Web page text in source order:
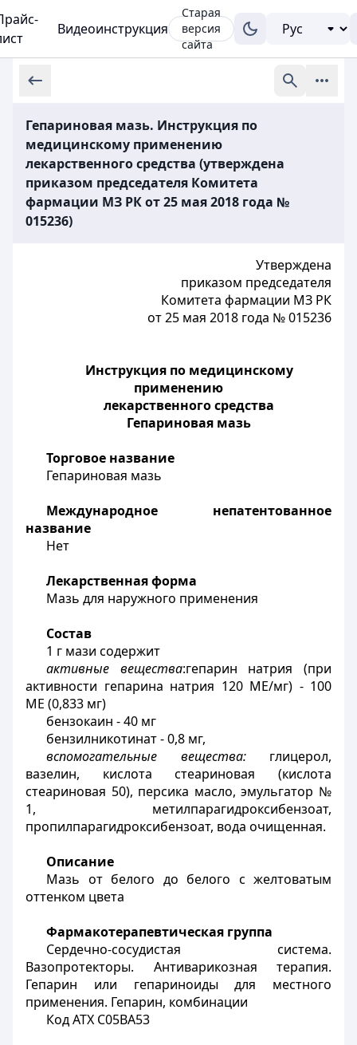
Видеоинструкция
Старая
версия
сайта
Гепариновая мазь. Инструкция по
медицинскому применению
лекарственного средства (утверждена
приказом председателя Комитета
фармации МЗ РК от 25 мая 2018 года №
015236)
Утверждена
приказом председателя
Комитета фармации МЗ РК
от 25 мая 2018 года № 015236
Инструкция по медицинскому
применению
лекарственного средства
Гепариновая мазь
Торговое название
Гепариновая мазь
Международное непатентованное
название
Нет
Лекарственная форма
Мазь для наружного применения
Состав
1 г мази содержит
активные вещества:гепарин натрия (при
активности гепарина натрия 120 МЕ/мг) - 100
МЕ (0,833 мг)
бензокаин - 40 мг
бензилникотинат - 0,8 мг,
вспомогательные вещества:глицерол,
вазелин, кислота стеариновая (кислота
стеариновая 50), персика масло, эмульгатор №
1, метилпарагидроксибензоат,
пропилпарагидроксибензоат, вода очищенная.
Описание
Мазь от белого до белого с желтоватым
оттенком цвета
Фармакотерапевтическая группа
Сердечно-сосудистая система.
Вазопротекторы. Антиварикозная терапия.
Гепарин или гепариноиды для местного
применения. Гепарин, комбинации
Код АТХ С05ВА53